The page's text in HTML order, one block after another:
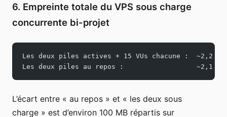
6. Empreinte totale du VPS sous charge
concurrente bi-projet
Les deux piles actives + 15 VUs chacune :  ~2,2
Les deux piles au repos :                  ~2,1 Go /
L’écart entre « au repos » et « les deux sous
charge » est d’environ 100 MB répartis sur